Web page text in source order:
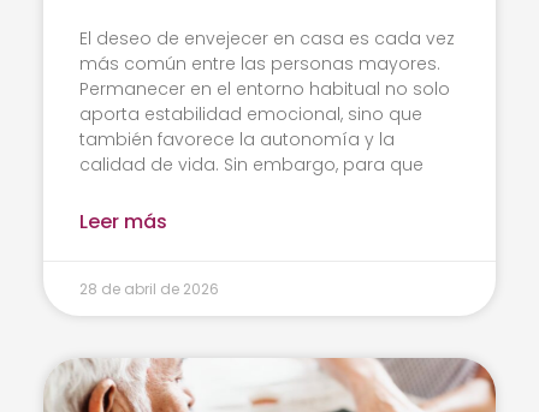
El deseo de envejecer en casa es cada vez
más común entre las personas mayores.
Permanecer en el entorno habitual no solo
aporta estabilidad emocional, sino que
también favorece la autonomía y la
calidad de vida. Sin embargo, para que
Leer más
28 de abril de 2026